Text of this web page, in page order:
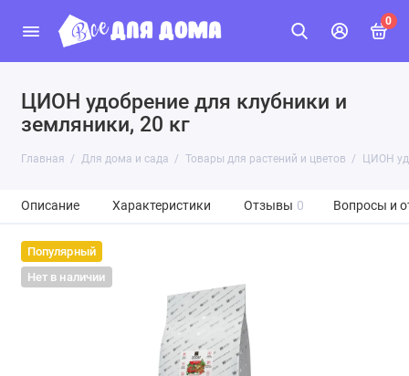
0
ЦИОН удобрение для клубники и
земляники, 20 кг
Главная Для дома и сада Товары для растений и цветов ЦИОН
Описание Характеристики Отзывы 0 Вопросы и
Популярный
Нет в наличии